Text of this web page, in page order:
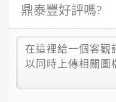
鼎泰豐好評嗎?